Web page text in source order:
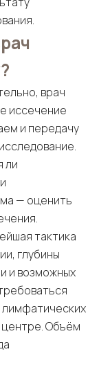
врач
иссечение
и передачу
ли
— оценить
тактика
глубины
и возможных
лимфатических
центре. Объём